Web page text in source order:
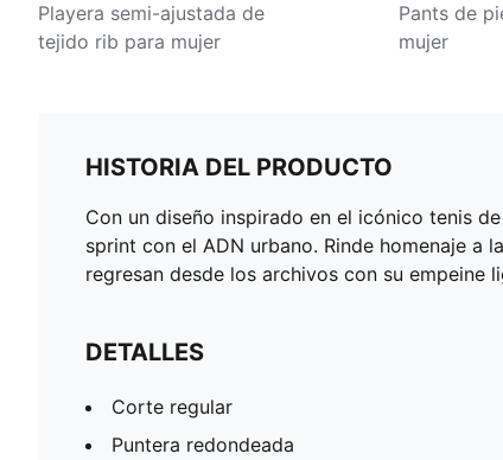
Playera semi-ajustada de
tejido rib para mujer
Pants de
mujer
HISTORIA DEL PRODUCTO
Con un diseño inspirado en el icónico tenis
sprint con el ADN urbano. Rinde homenaje
regresan desde los archivos con su
DETALLES
Corte regular
Puntera redondeada